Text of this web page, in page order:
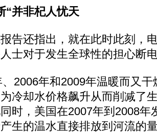
“并非杞人忧天
还指出，就在此时此刻，
士对于发生全球性的担心断
年和2009年温暖而又干
冷却水价格飙升从而削减了
时，美国在2007年到2008年
生的温水直接排放到河流的